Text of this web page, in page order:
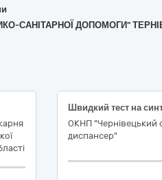
САНІТАРНОЇ ДОПОМОГИ"
ОКНП "Чернівецький
диспансер"